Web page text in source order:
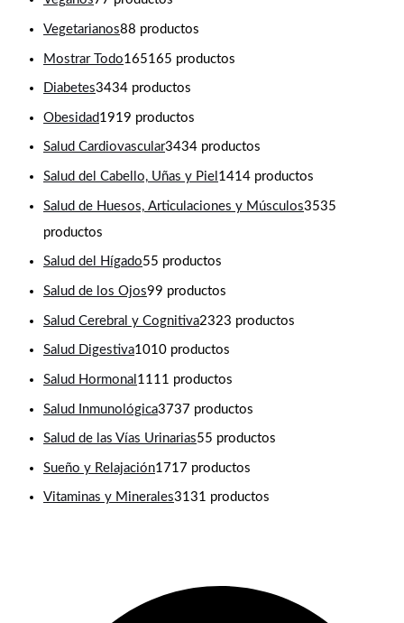
Vegetarianos88 productos
Mostrar Todo165165 productos
Diabetes3434 productos
Obesidad 1919 productos
Salud Cardiovascular3434 productos
Salud del Cabello, Uñas y Piel 1414 productos
Salud de Huesos, Articulaciones y Músculos3535
productos
Salud del Hígado55 productos
Salud de los Ojos99 productos
Salud Cerebral y Cognitiva2323 productos
Salud Digestiva1010 productos
Salud Hormonal 11 11 productos
Salud Inmunológica3737 productos
Salud de las Vías Urinarias55 productos
Sueño y Relajación1717 productos
Vitaminas y Minerales3131 productos